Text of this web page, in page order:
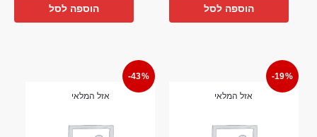
הוספה לסל הוספה לסל
-19%
אזל המלאי
-43%
אזל המלאי